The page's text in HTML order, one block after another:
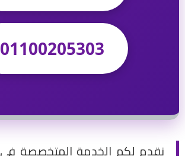
01100205303
نقدم لكم الخدمة المتخصصة في